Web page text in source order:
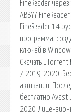
FineReader
ABBYY
FineReader 14
программа,
ключей в
Скачать
7 2019-2020.
активации.
бесплатно
2020.